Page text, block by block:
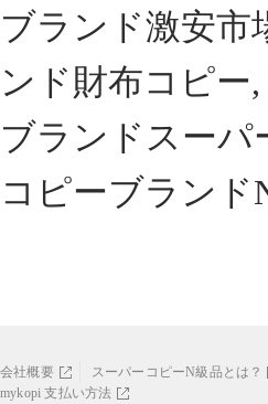
ブランド激安市
ンド財布コピー
ブランドスーパ
コピーブランド
会社概要 スーパーコピーN級品とは？
mykopi 支払い方法